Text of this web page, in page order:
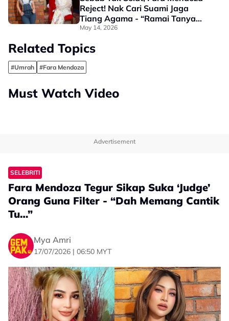
Reject! Nak Cari Suami Jaga
Tiang Agama - “Ramai Tanya
Kenapa Tak Kahwin Dengan
May 14, 2026
Related Topics
#Umrah #Fara Mendoza
Must Watch Video
Advertisement
SELEBRITI
Fara Mendoza Tegur Sikap Suka ‘Judge’
Orang Guna Filter - “Dah Memang Cantik
Tu…”
Mya Amri
17/07/2026 | 06:50 MYT